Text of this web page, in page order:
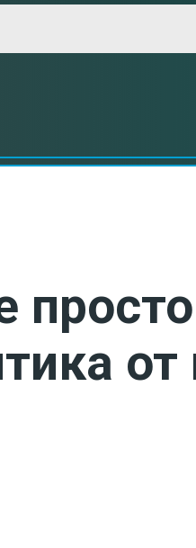
просто
от